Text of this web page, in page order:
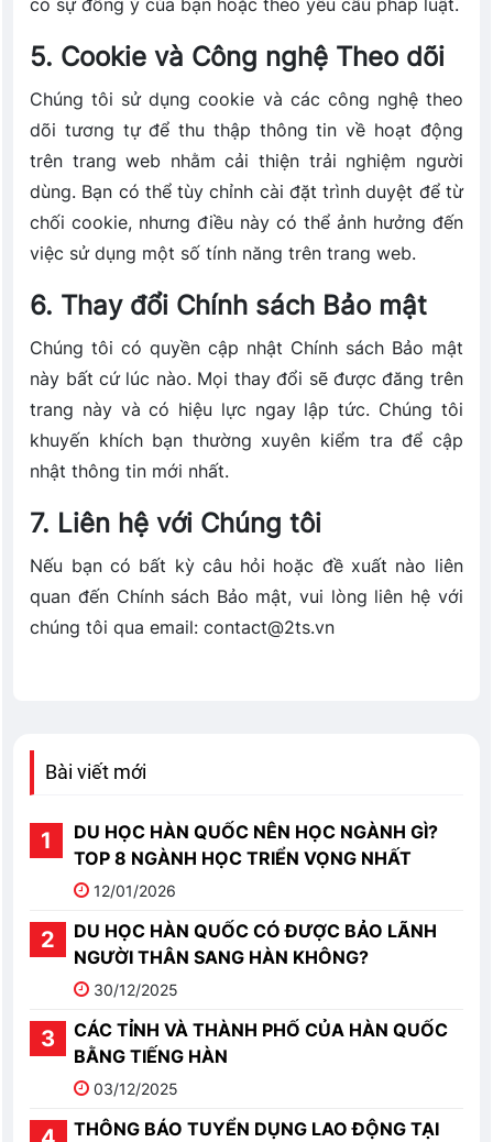
5. Cookie và Công nghệ Theo dõi
Chúng tôi sử dụng cookie và các công nghệ theo
dõi tương tự để thu thập thông tin về hoạt động
trên trang web nhằm cải thiện trải nghiệm người
dùng. Bạn có thể tùy chỉnh cài đặt trình duyệt để từ
chối cookie, nhưng điều này có thể ảnh hưởng đến
việc sử dụng một số tính năng trên trang web.
6. Thay đổi Chính sách Bảo mật
Chúng tôi có quyền cập nhật Chính sách Bảo mật
này bất cứ lúc nào. Mọi thay đổi sẽ được đăng trên
trang này và có hiệu lực ngay lập tức. Chúng tôi
khuyến khích bạn thường xuyên kiểm tra để cập
nhật thông tin mới nhất.
7. Liên hệ với Chúng tôi
Nếu bạn có bất kỳ câu hỏi hoặc đề xuất nào liên
quan đến Chính sách Bảo mật, vui lòng liên hệ với
chúng tôi qua email:contact@2ts.vn
Bài viết mới
DU HỌC HÀN QUỐC NÊN HỌC NGÀNH GÌ?
TOP 8 NGÀNH HỌC TRIỂN VỌNG NHẤT
12/01/2026
DU HỌC HÀN QUỐC CÓ ĐƯỢC BẢO LÃNH
NGƯỜI THÂN SANG HÀN KHÔNG?
30/12/2025
CÁC TỈNH VÀ THÀNH PHỐ CỦA HÀN QUỐC
BẰNG TIẾNG HÀN
03/12/2025
THÔNG BÁO TUYỂN DỤNG LAO ĐỘNG TẠI